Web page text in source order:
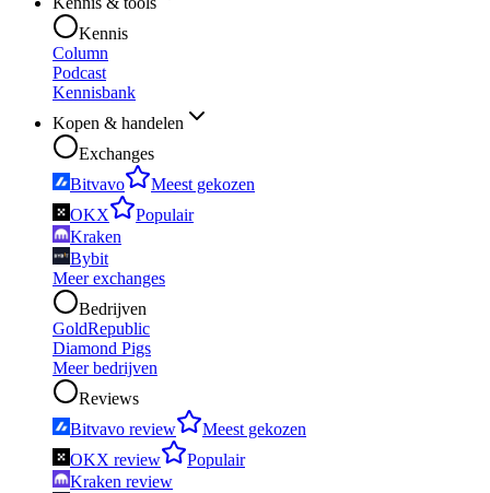
Kennis
Column
Podcast
Kennisbank
Kopen & handelen
Exchanges
Bitvavo
Meest gekozen
OKX
Populair
Kraken
Bybit
Meer exchanges
Bedrijven
GoldRepublic
Diamond Pigs
Meer bedrijven
Reviews
Bitvavo review
Meest gekozen
OKX review
Populair
Kraken review